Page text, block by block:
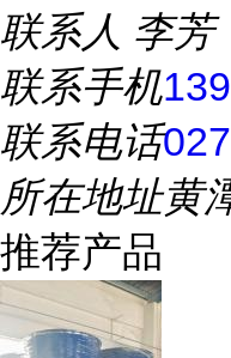
联系人 李芳
联系手机
联系电话
所在地址黄
推荐产品